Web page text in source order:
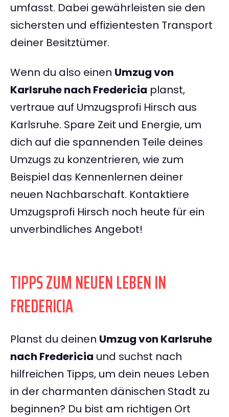
umfasst. Dabei gewährleisten sie den
sichersten und effizientesten Transport
deiner Besitztümer.
Wenn du also einen Umzug von
Karlsruhe nach Fredericia planst,
vertraue auf Umzugsprofi Hirsch aus
Karlsruhe. Spare Zeit und Energie, um
dich auf die spannenden Teile deines
Umzugs zu konzentrieren, wie zum
Beispiel das Kennenlernen deiner
neuen Nachbarschaft. Kontaktiere
Umzugsprofi Hirsch noch heute für ein
unverbindliches Angebot!
TIPPS ZUM NEUEN LEBEN IN
FREDERICIA
Planst du deinen Umzug von Karlsruhe
nach Fredericia und suchst nach
hilfreichen Tipps, um dein neues Leben
in der charmanten dänischen Stadt zu
beginnen? Du bist am richtigen Ort